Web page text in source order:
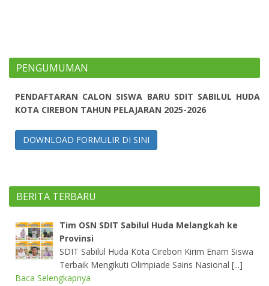
PENGUMUMAN
PENDAFTARAN CALON SISWA BARU SDIT SABILUL HUDA
KOTA CIREBON TAHUN PELAJARAN 2025-2026
DOWNLOAD FORMULIR DI SINI
BERITA TERBARU
Tim OSN SDIT Sabilul Huda Melangkah ke
Provinsi
SDIT Sabilul Huda Kota Cirebon Kirim Enam Siswa
Terbaik Mengikuti Olimpiade Sains Nasional [...]
Baca Selengkapnya